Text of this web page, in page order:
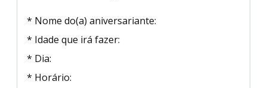
* Nome do(a) aniversariante:
* Idade que irá fazer:
* Dia:
* Horário: